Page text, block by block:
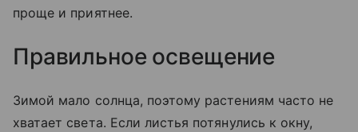
проще и приятнее.
Правильное освещение
Зимой мало солнца, поэтому растениям часто не
хватает света. Если листья потянулись к окну,